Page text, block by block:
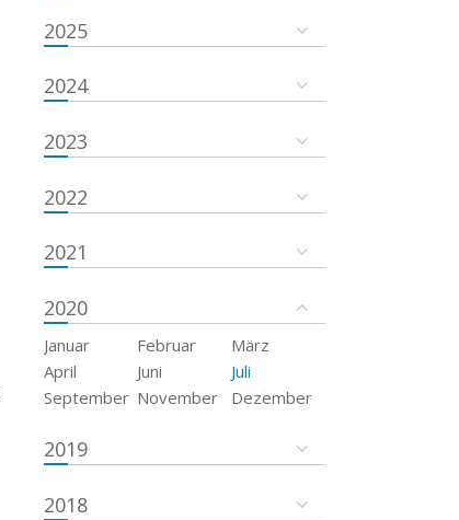
2025
2024
2023
2022
2021
2020
Januar Februar
März
April
Juni
Juli
September November Dezember
2019
2018